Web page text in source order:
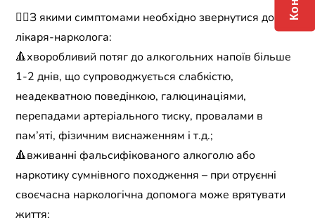
☝🏼З якими симптомами необхідно звернутися до
лікаря-нарколога:
🔺хворобливий потяг до алкогольних напоїв більше
1-2 днів, що супроводжується слабкістю,
неадекватною поведінкою, галюцинаціями,
перепадами артеріального тиску, провалами в
пам’яті, фізичним виснаженням і т.д.;
🔺вживанні фальсифікованого алкоголю або
наркотику сумнівного походження – при отруєнні
своєчасна наркологічна допомога може врятувати
життя;